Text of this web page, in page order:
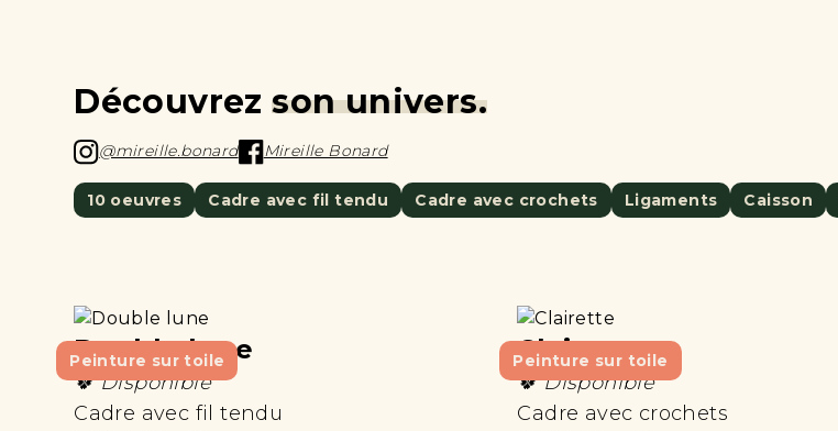
Découvrez son univers.
@mireille.bonard Mireille Bonard
10 oeuvres Cadre avec fil tendu Cadre avec crochets Ligaments Caisson
Peinture sur toile
Double lune
🍀 Disponible
Cadre avec fil tendu
Peinture sur toile
Clairette
🍀 Disponible
Cadre avec crochets